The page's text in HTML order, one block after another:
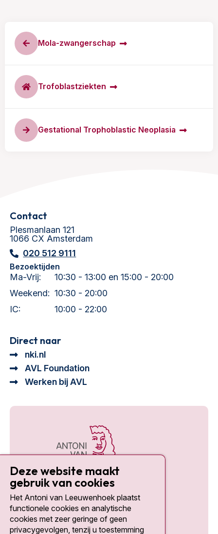
Mola-zwangerschap
Trofoblastziekten
Gestational Trophoblastic Neoplasia
Contact
Plesmanlaan 121
1066 CX Amsterdam
020 512 9111
Bezoektijden
Ma-Vrij:
10:30 - 13:00 en 15:00 - 20:00
Weekend: 10:30 - 20:00
IC:
10:00 - 22:00
Direct naar
nki.nl
AVL Foundation
Werken bij AVL
Social media
Deze website maakt
gebruik van cookies
Het Antoni van Leeuwenhoek plaatst
functionele cookies en analytische
cookies met zeer geringe of geen
privacygevolgen, tenzij u toestemming